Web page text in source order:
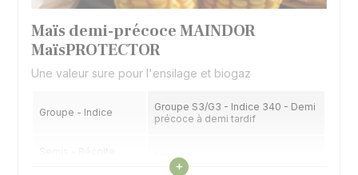
Maïs demi-précoce MAINDOR
MaïsPROTECTOR
Une valeur sure pour l'ensilage et biogaz
Groupe - Indice
Groupe S3/G3 - Indice 340 - Demi
précoce à demi tardif
1600 °CVoir les caractéristiques
+